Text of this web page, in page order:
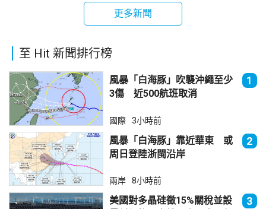
更多新聞
至 Hit 新聞排行榜
風暴「白海豚」吹襲沖繩至少
3傷 近500航班取消
1
國際 3小時前
風暴「白海豚」靠近華東 或
周日登陸浙閩沿岸
2
兩岸 8小時前
美國對多晶硅徵15%關稅並設
3